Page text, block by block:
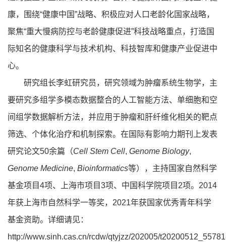
康，围绕“健康中国”战略、积极应对人口老龄化国家战略，
聚焦“重大慢病防控与老龄健康促进”科技战略重点，打造国
际知名的健康科学与技术机构、科技智库和健康产业促进中
心。
研究组长李虹研究员，研究领域为肿瘤系统生物学，主
要研究多组学多模态数据整合的人工智能方法、单细胞和空
间组学数据解析方法，并应用于肿瘤和肝纤维化相关的靶点
筛选、个体化治疗和机制探索。在国际有影响力期刊上发表
研究论文50余篇（Cell Stem Cell, Genome Biology,
Genome Medicine, Bioinformatics等），主持国家自然科学
基金项目4项、上海市项目3项、中国科学院项目2项。2014
年获上海市自然科学一等奖，2021年获国家优秀青年科学
基金资助。详细请见：
http://www.sinh.cas.cn/rcdw/qtyjzz/202005/